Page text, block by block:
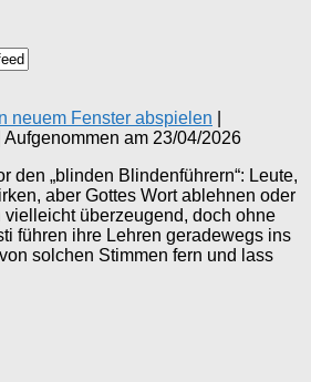
In neuem Fenster abspielen
Aufgenommen am 23/04/2026
den „blinden Blindenführern“: Leute,
aber Gottes Wort ablehnen oder
überzeugend, doch ohne
führen ihre Lehren geradewegs ins
solchen Stimmen fern und lass